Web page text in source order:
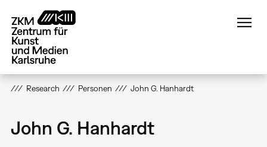
zum
Inhalt
Research Personen John G. Hanhardt
John G. Hanhardt